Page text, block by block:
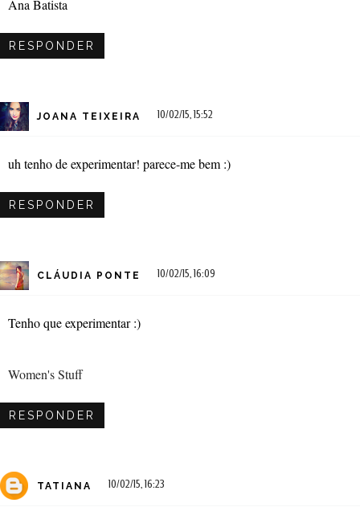
Ana Batista
RESPONDER
JOANA TEIXEIRA 10/02/15, 15:52
uh tenho de experimentar! parece-me bem :)
RESPONDER
CLÁUDIA PONTE 10/02/15, 16:09
Tenho que experimentar :)
Women's Stuff
RESPONDER
TATIANA 10/02/15, 16:23